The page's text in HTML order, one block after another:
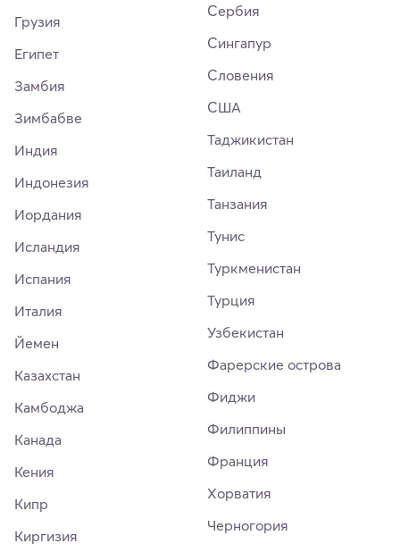
Грузия
Египет
Замбия
Зимбабве
Индия
Индонезия
Иордания
Исландия
Испания
Италия
Йемен
Казахстан
Камбоджа
Канада
Кения
Кипр
Киргизия
Сербия
Сингапур
Словения
США
Таджикистан
Таиланд
Танзания
Тунис
Туркменистан
Турция
Узбекистан
Фарерские острова
Фиджи
Филиппины
Франция
Хорватия
Черногория